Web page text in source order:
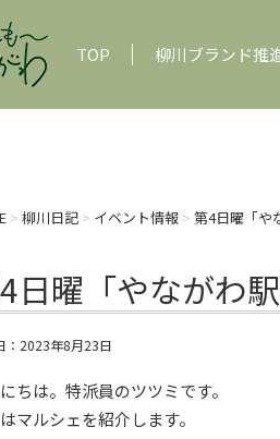
TOP 柳川ブランド推
> 柳川日記 > イベント情報 > 第4日曜「や
日曜「やながわ
2023年8月23日
ちは。特派員のツツミです。
マルシェを紹介します。